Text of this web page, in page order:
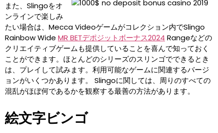
また、Slingoをオ
ンラインで楽しみ
たい場合は、Mecca Videoゲームがコレクション内でSlingo
Rainbow Wide MR BETデポジットボーナス2024 Rangeなどの
クリエイティブゲームも提供していることを喜んで知っておく
ことができます。ほとんどのシリーズのスリンゴでできるとき
は、プレイして試みます。利用可能なゲームに関連するバージ
ョンがいくつかあります。 Slingoに関しては、周りのすべての
混乱がほぼ何であるかを観察する最善の方法があります。
絵文字ビンゴ